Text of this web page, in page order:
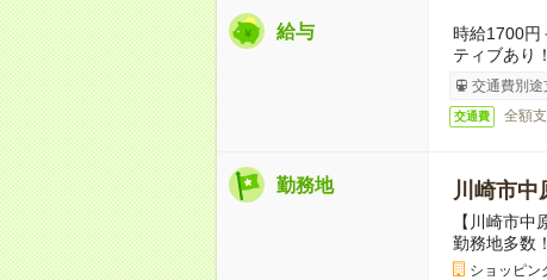
給与
時給1700
ティブあり！
交通費別途
交通費 全額
勤務地 川崎市中
【川崎市
勤務地多数！
ショッピン